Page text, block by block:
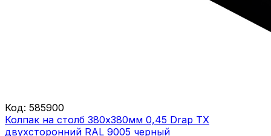
Код: 585900
Колпак на столб 380х380мм 0,45 Drap ТХ
двухсторонний RAL 9005 черный